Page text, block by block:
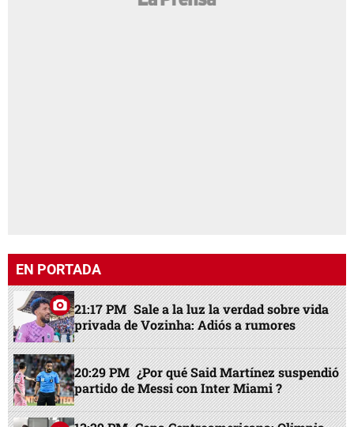
EN PORTADA
21:17 PM Sale a la luz la verdad sobre vida
privada de Vozinha: Adiós a rumores
20:29 PM ¿Por qué Said Martínez suspendió
partido de Messi con Inter Miami ?